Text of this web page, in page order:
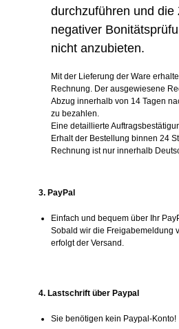
durchzuführen und die
negativer
nicht anzubieten.
Mit der Lieferung der Ware
Rechnung. Der ausgewiesene
Abzug innerhalb von 14 Tagen
zu bezahlen.
Eine detaillierte
Erhalt der Bestellung binnen 24
Rechnung ist nur innerhalb
3. PayPal
Einfach und bequem über Ihr
Sobald wir die Freigabemeldung
erfolgt der Versand.
4. Lastschrift über Paypal
Sie benötigen kein Paypal-Konto!